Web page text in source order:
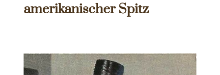
amerikanischer Spitz